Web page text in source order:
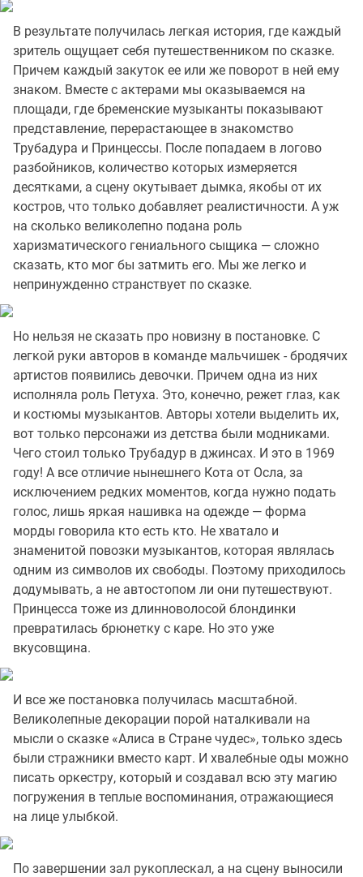
В результате получилась легкая история, где каждый
зритель ощущает себя путешественником по сказке.
Причем каждый закуток ее или же поворот в ней ему
знаком. Вместе с актерами мы оказываемся на
площади, где бременские музыканты показывают
представление, перерастающее в знакомство
Трубадура и Принцессы. После попадаем в логово
разбойников, количество которых измеряется
десятками, а сцену окутывает дымка, якобы от их
костров, что только добавляет реалистичности. А уж
на сколько великолепно подана роль
харизматического гениального сыщика — сложно
сказать, кто мог бы затмить его. Мы же легко и
непринужденно странствует по сказке.
Но нельзя не сказать про новизну в постановке. С
легкой руки авторов в команде мальчишек - бродячих
артистов появились девочки. Причем одна из них
исполняла роль Петуха. Это, конечно, режет глаз, как
и костюмы музыкантов. Авторы хотели выделить их,
вот только персонажи из детства были модниками.
Чего стоил только Трубадур в джинсах. И это в 1969
году! А все отличие нынешнего Кота от Осла, за
исключением редких моментов, когда нужно подать
голос, лишь яркая нашивка на одежде — форма
морды говорила кто есть кто. Не хватало и
знаменитой повозки музыкантов, которая являлась
одним из символов их свободы. Поэтому приходилось
додумывать, а не автостопом ли они путешествуют.
Принцесса тоже из длинноволосой блондинки
превратилась брюнетку с каре. Но это уже
вкусовщина.
И все же постановка получилась масштабной.
Великолепные декорации порой наталкивали на
мысли о сказке «Алиса в Стране чудес», только здесь
были стражники вместо карт. И хвалебные оды можно
писать оркестру, который и создавал всю эту магию
погружения в теплые воспоминания, отражающиеся
на лице улыбкой.
По завершении зал рукоплескал, а на сцену выносили